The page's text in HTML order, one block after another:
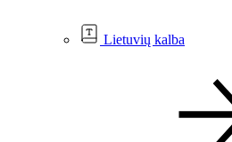
Lietuvių kalba